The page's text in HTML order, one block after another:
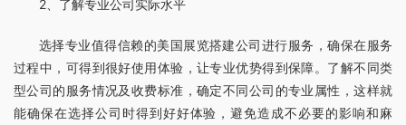
2、了解专业公司实际水平
选择专业值得信赖的美国展览搭建公司进行服务，确保在服务
过程中，可得到很好使用体验，让专业优势得到保障。了解不同类
型公司的服务情况及收费标准，确定不同公司的专业属性，这样就
能确保在选择公司时得到好好体验，避免造成不必要的影响和麻